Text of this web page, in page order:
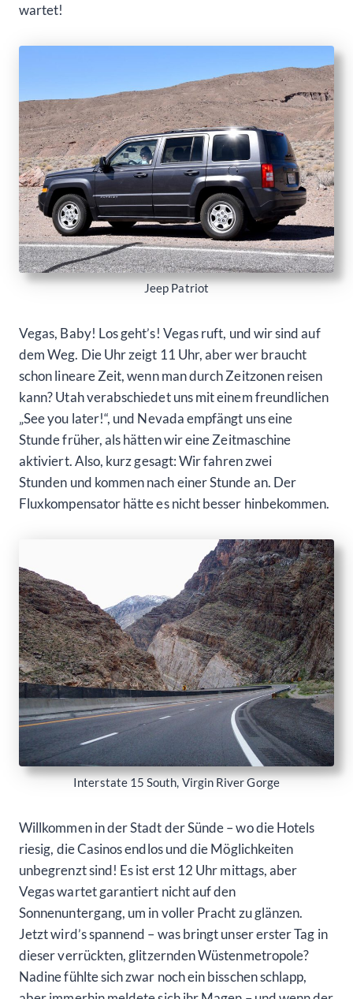
wartet!
Jeep Patriot
Vegas, Baby! Los geht’s! Vegas ruft, und wir sind auf
dem Weg. Die Uhr zeigt 11 Uhr, aber wer braucht
schon lineare Zeit, wenn man durch Zeitzonen reisen
kann? Utah verabschiedet uns mit einem freundlichen
„See you later!“, und Nevada empfängt uns eine
Stunde früher, als hätten wir eine Zeitmaschine
aktiviert. Also, kurz gesagt: Wir fahren zwei
Stunden und kommen nach einer Stunde an. Der
Fluxkompensator hätte es nicht besser hinbekommen.
Interstate 15 South, Virgin River Gorge
Willkommen in der Stadt der Sünde – wo die Hotels
riesig, die Casinos endlos und die Möglichkeiten
unbegrenzt sind! Es ist erst 12 Uhr mittags, aber
Vegas wartet garantiert nicht auf den
Sonnenuntergang, um in voller Pracht zu glänzen.
Jetzt wird’s spannend – was bringt unser erster Tag in
dieser verrückten, glitzernden Wüstenmetropole?
Nadine fühlte sich zwar noch ein bisschen schlapp,